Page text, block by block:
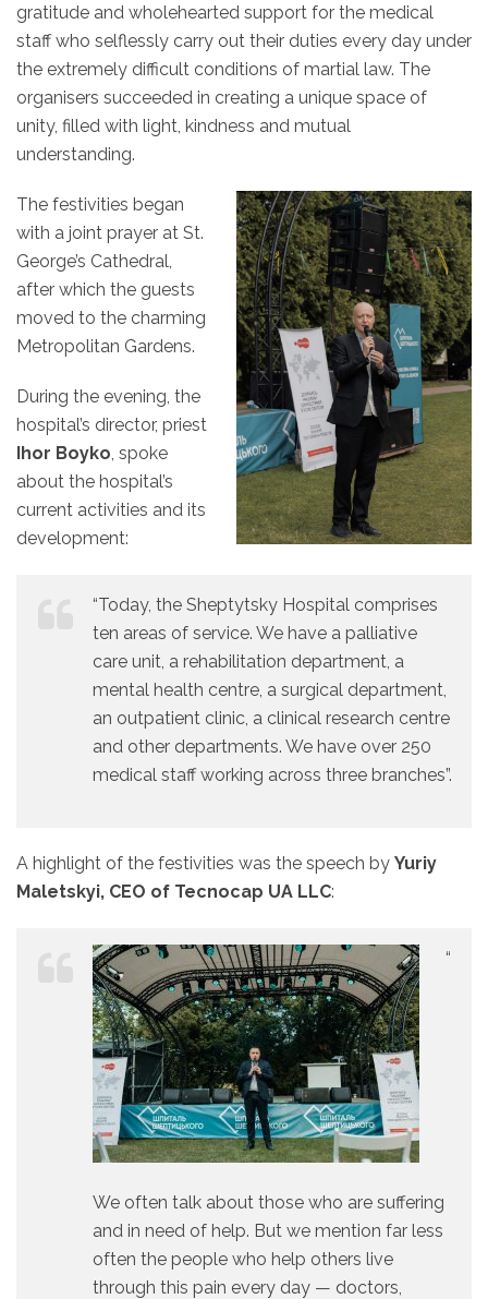
gratitude and wholehearted support for the medical
staff who selflessly carry out their duties every day under
the extremely difficult conditions of martial law. The
organisers succeeded in creating a unique space of
unity, filled with light, kindness and mutual
understanding.
The festivities began
with a joint prayer at St.
George’s Cathedral,
after which the guests
moved to the charming
Metropolitan Gardens.
During the evening, the
hospital’s director, priest
Ihor Boyko, spoke
about the hospital’s
current activities and its
development:
“Today, the Sheptytsky Hospital comprises
ten areas of service. We have a palliative
care unit, a rehabilitation department, a
mental health centre, a surgical department,
an outpatient clinic, a clinical research centre
and other departments. We have over 250
medical staff working across three branches”.
A highlight of the festivities was the speech by Yuriy
Maletskyi, CEO of Tecnocap UA LLC:
“
We often talk about those who are suffering
and in need of help. But we mention far less
often the people who help others live
through this pain every day — doctors,